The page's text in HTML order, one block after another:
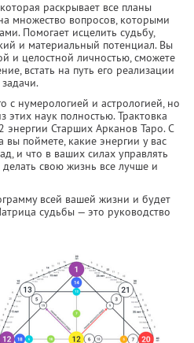
раскрывает все планы
множество вопросов, которыми
Помогает исцелить судьбу,
и материальный потенциал. Вы
и целостной личностью, сможете
встать на путь его реализации
с нумерологией и астрологией, но
наук полностью. Трактовка
энергии Старших Арканов Таро. С
поймете, какие энергии у вас
и что в ваших силах управлять
свою жизнь все лучше и
всей вашей жизни и будет
судьбы — это руководство